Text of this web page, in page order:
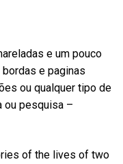
e um pouco
e paginas
ou qualquer tipo de
ou pesquisa –
of the lives of two